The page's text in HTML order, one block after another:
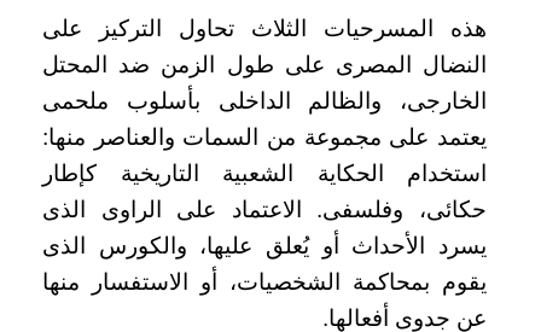
هذه المسرحيات الثلاث تحاول التركيز على
النضال المصرى على طول الزمن ضد المحتل
الخارجى، والظالم الداخلى بأسلوب ملحمى
يعتمد على مجموعة من السمات والعناصر منها:
استخدام الحكاية الشعبية التاريخية كإطار
حكائى، وفلسفى. الاعتماد على الراوى الذى
يسرد الأحداث أو يُعلق عليها، والكورس الذى
يقوم بمحاكمة الشخصيات، أو الاستفسار منها
عن جدوى أفعالها.